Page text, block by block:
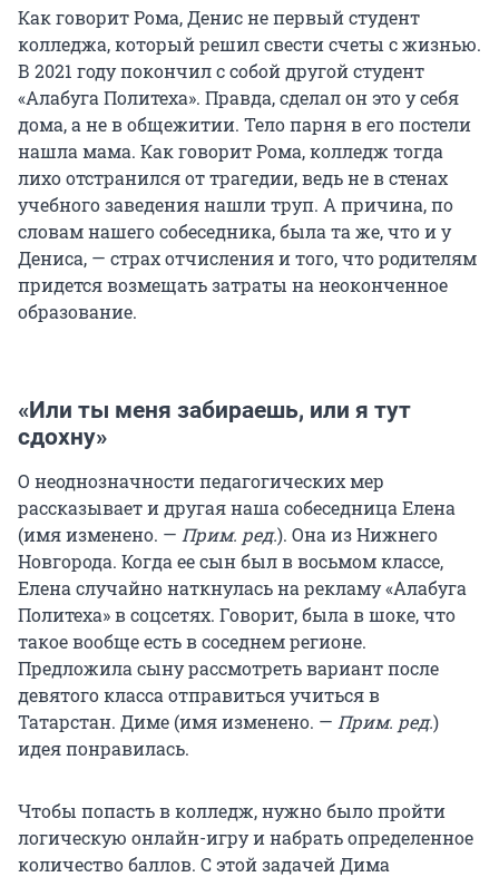
Как говорит Рома, Денис не первый студент
колледжа, который решил свести счеты с жизнью.
В 2021 году покончил с собой другой студент
«Алабуга Политеха». Правда, сделал он это у себя
дома, а не в общежитии. Тело парня в его постели
нашла мама. Как говорит Рома, колледж тогда
лихо отстранился от трагедии, ведь не в стенах
учебного заведения нашли труп. А причина, по
словам нашего собеседника, была та же, что и у
Дениса, — страх отчисления и того, что родителям
придется возмещать затраты на неоконченное
образование.
«Или ты меня забираешь, или я тут
сдохну»
О неоднозначности педагогических мер
рассказывает и другая наша собеседница Елена
(имя изменено. — Прим. ред.). Она из Нижнего
Новгорода. Когда ее сын был в восьмом классе,
Елена случайно наткнулась на рекламу «Алабуга
Политеха» в соцсетях. Говорит, была в шоке, что
такое вообще есть в соседнем регионе.
Предложила сыну рассмотреть вариант после
девятого класса отправиться учиться в
Татарстан. Диме (имя изменено. — Прим. ред.)
идея понравилась.
Чтобы попасть в колледж, нужно было пройти
логическую онлайн-игру и набрать определенное
количество баллов. С этой задачей Дима